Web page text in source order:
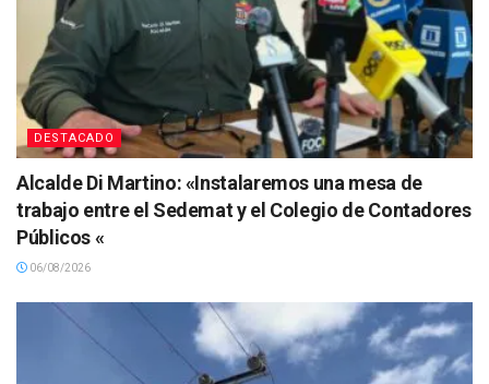
DESTACADO
Alcalde Di Martino: «Instalaremos una mesa de
trabajo entre el Sedemat y el Colegio de Contadores
Públicos «
06/08/2026